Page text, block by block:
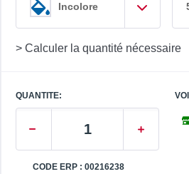
Incolore
> Calculer la quantité nécessaire
QUANTITE:
CODE ERP : 00216238